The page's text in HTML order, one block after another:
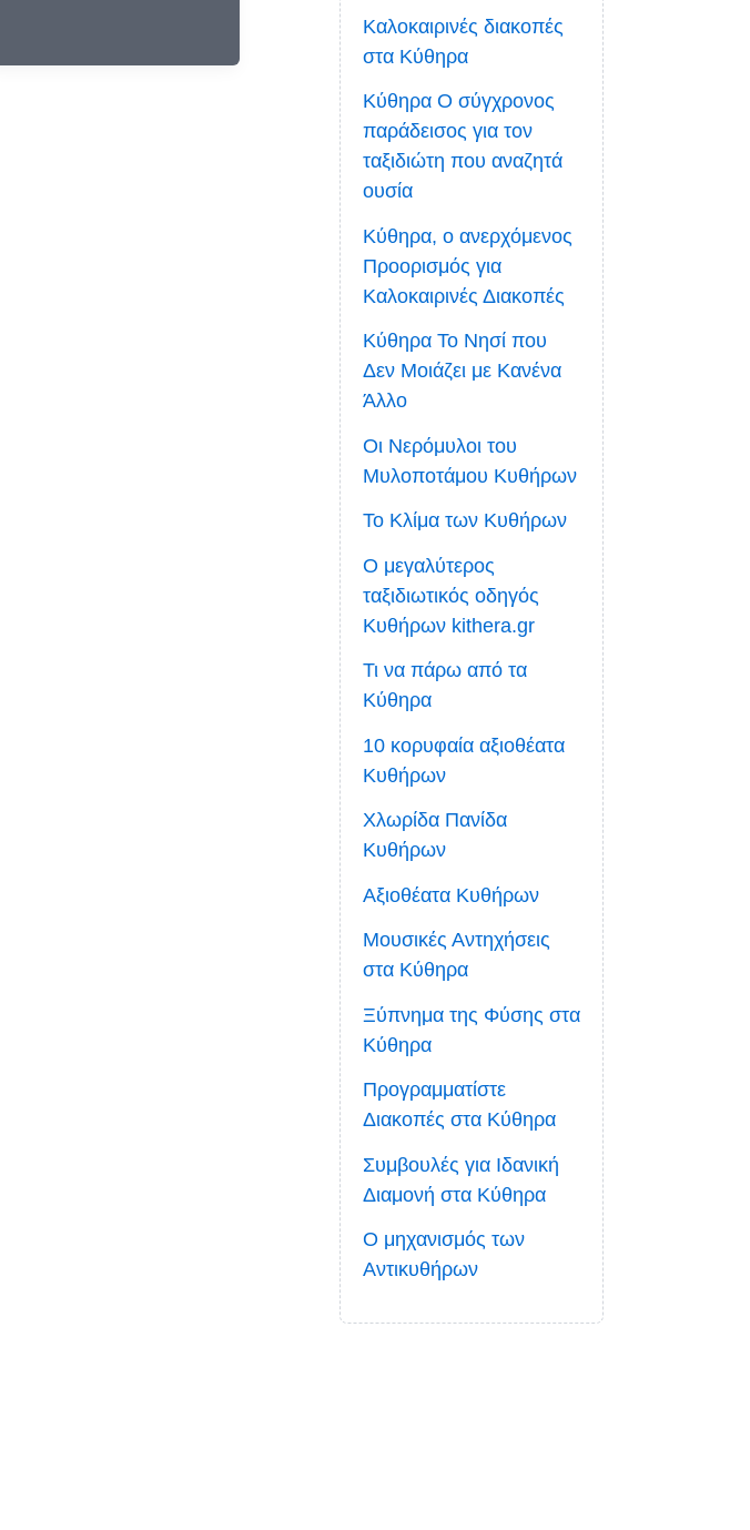
Καλοκαιρινές διακοπές
στα Κύθηρα
Κύθηρα Ο σύγχρονος
παράδεισος για τον
ταξιδιώτη που αναζητά
ουσία
Κύθηρα, ο ανερχόμενος
Προορισμός για
Καλοκαιρινές Διακοπές
Κύθηρα Το Νησί που
Δεν Μοιάζει με Κανένα
Άλλο
Οι Νερόμυλοι του
Μυλοποτάμου Κυθήρων
Το Κλίμα των Κυθήρων
Ο μεγαλύτερος
ταξιδιωτικός οδηγός
Κυθήρων kithera.gr
Τι να πάρω από τα
Κύθηρα
10 κορυφαία αξιοθέατα
Κυθήρων
Χλωρίδα Πανίδα
Κυθήρων
Αξιοθέατα Κυθήρων
Μουσικές Αντηχήσεις
στα Κύθηρα
Ξύπνημα της Φύσης στα
Κύθηρα
Προγραμματίστε
Διακοπές στα Κύθηρα
Συμβουλές για Ιδανική
Διαμονή στα Κύθηρα
Ο μηχανισμός των
Αντικυθήρων